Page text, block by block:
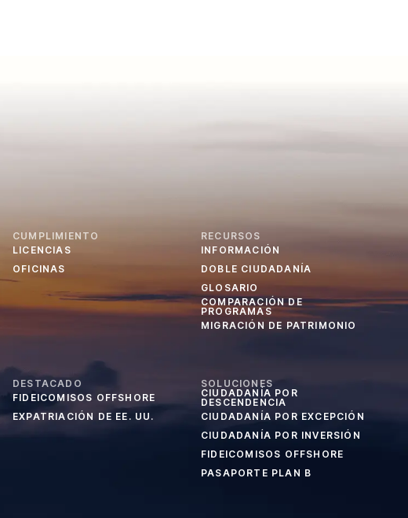
CUMPLIMIENTO
LICENCIAS
OFICINAS
RECURSOS
INFORMACIÓN
DOBLE CIUDADANÍA
GLOSARIO
COMPARACIÓN DE
PROGRAMAS
MIGRACIÓN DE PATRIMONIO
DESTACADO
FIDEICOMISOS OFFSHORE
EXPATRIACIÓN DE EE. UU.
SOLUCIONES
CIUDADANÍA POR
DESCENDENCIA
CIUDADANÍA POR EXCEPCIÓN
CIUDADANÍA POR INVERSIÓN
FIDEICOMISOS OFFSHORE
PASAPORTE PLAN B